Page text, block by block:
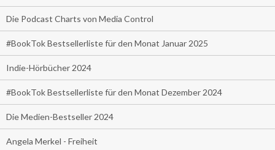
Die Podcast Charts von Media Control
#BookTok Bestsellerliste für den Monat Januar 2025
Indie-Hörbücher 2024
#BookTok Bestsellerliste für den Monat Dezember 2024
Die Medien-Bestseller 2024
Angela Merkel - Freiheit